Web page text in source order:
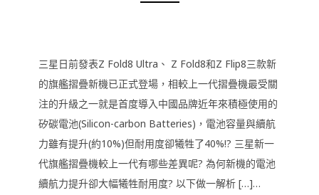
三星日前發表Z Fold8 Ultra、 Z Fold8和Z Flip8三款新
的旗艦摺疊新機已正式登場，相較上一代摺疊機最受關
注的升級之一就是首度導入中國品牌近年來積極使用的
矽碳電池(Silicon-carbon Batteries)，電池容量與續航
力雖有提升(約10%)但耐用度卻犧牲了40%!? 三星新一
代旗艦摺疊機較上一代有哪些差異呢? 為何新機的電池
續航力提升卻大幅犧牲耐用度? 以下做一解析 […]…